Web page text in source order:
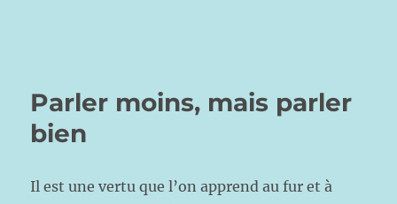
Parler moins, mais parler
bien
Il est une vertu que l’on apprend au fur et à